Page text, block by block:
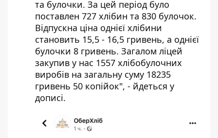
та булочки. За цей період було
поставлен 727 хлібин та 830 булочок.
Відпускна ціна однієї хлібини
становить 15,5 - 16,5 гривень, а однієї
булочки 8 гривень. Загалом ліцей
закупив у нас 1557 хлібобулочних
виробів на загальну суму 18235
гривень 50 копійок", - йдеться у
дописі.